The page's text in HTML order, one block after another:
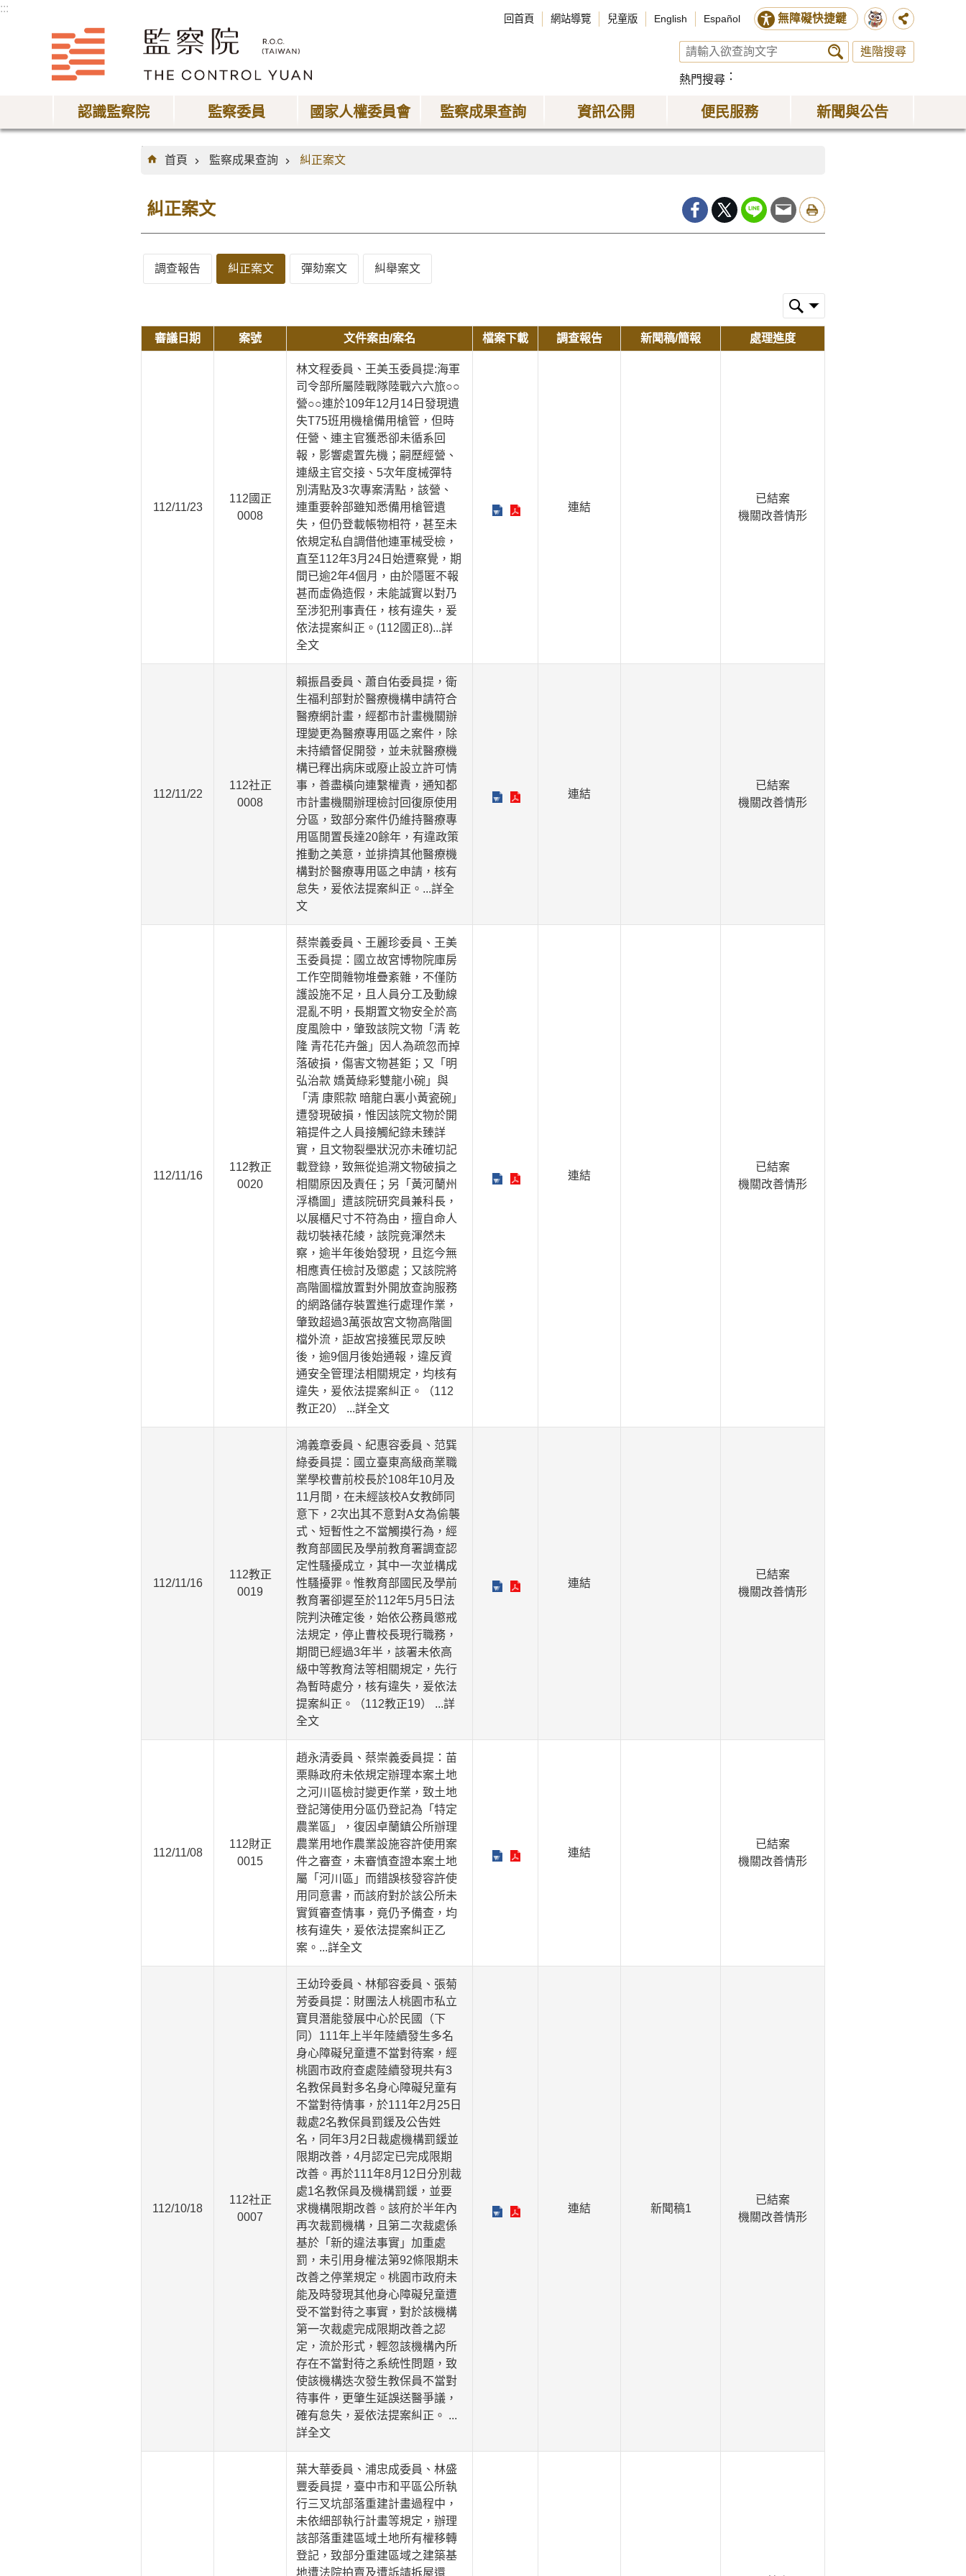
:::
回首頁 網站導覽 兒童版 English Español 無障礙快捷鍵
進階搜尋
熱門搜尋
認識監察院 監察委員 國家人權委員會 監察成果查詢 資訊公開 便民服務 新聞與公告
:::
首頁
監察成果查詢 糾正案文
糾正案文
調查報告 糾正案文 彈劾案文 糾舉案文
審議日期 案號 文件案由/案名 檔案下載 調查報告 新聞稿/簡報 處理進度
112/11/23
112國正
0008
林文程委員、王美玉委員提:海軍
司令部所屬陸戰隊陸戰六六旅○○
營○○連於109年12月14日發現遺
失T75班用機槍備用槍管，但時
任營、連主官獲悉卻未循系回
報，影響處置先機；嗣歷經營、
連級主官交接、5次年度械彈特
別清點及3次專案清點，該營、
連重要幹部雖知悉備用槍管遺
失，但仍登載帳物相符，甚至未
依規定私自調借他連軍械受檢，
直至112年3月24日始遭察覺，期
間已逾2年4個月，由於隱匿不報
甚而虛偽造假，未能誠實以對乃
至涉犯刑事責任，核有違失，爰
依法提案糾正。(112國正8)...詳
全文
連結
已結案
機關改善情形
112/11/22
112社正
0008
賴振昌委員、蕭自佑委員提，衛
生福利部對於醫療機構申請符合
醫療網計畫，經都市計畫機關辦
理變更為醫療專用區之案件，除
未持續督促開發，並未就醫療機
構已釋出病床或廢止設立許可情
事，善盡橫向連繫權責，通知都
市計畫機關辦理檢討回復原使用
分區，致部分案件仍維持醫療專
用區閒置長達20餘年，有違政策
推動之美意，並排擠其他醫療機
構對於醫療專用區之申請，核有
怠失，爰依法提案糾正。 ...詳全
文
連結
已結案
機關改善情形
112/11/16
112教正
0020
蔡崇義委員、王麗珍委員、王美
玉委員提：國立故宮博物院庫房
工作空間雜物堆疊紊雜，不僅防
護設施不足，且人員分工及動線
混亂不明，長期置文物安全於高
度風險中，肇致該院文物「清 乾
隆 青花花卉盤」因人為疏忽而掉
落破損，傷害文物甚鉅；又「明
弘治款 嬌黃綠彩雙龍小碗」與
「清 康熙款 暗龍白裏小黃瓷碗」
遭發現破損，惟因該院文物於開
箱提件之人員接觸紀錄未臻詳
實，且文物裂璺狀況亦未確切記
載登錄，致無從追溯文物破損之
相關原因及責任；另「黃河蘭州
浮橋圖」遭該院研究員兼科長，
以展櫃尺寸不符為由，擅自命人
裁切裝裱花綾，該院竟渾然未
察，逾半年後始發現，且迄今無
相應責任檢討及懲處；又該院將
高階圖檔放置對外開放查詢服務
的網路儲存裝置進行處理作業，
肇致超過3萬張故宮文物高階圖
檔外流，詎故宮接獲民眾反映
後，逾9個月後始通報，違反資
通安全管理法相關規定，均核有
違失，爰依法提案糾正。（112
教正20） ...詳全文
連結
已結案
機關改善情形
112/11/16
112教正
0019
鴻義章委員、紀惠容委員、范巽
綠委員提：國立臺東高級商業職
業學校曹前校長於108年10月及
11月間，在未經該校A女教師同
意下，2次出其不意對A女為偷襲
式、短暫性之不當觸摸行為，經
教育部國民及學前教育署調查認
定性騷擾成立，其中一次並構成
性騷擾罪。惟教育部國民及學前
教育署卻遲至於112年5月5日法
院判決確定後，始依公務員懲戒
法規定，停止曹校長現行職務，
期間已經過3年半，該署未依高
級中等教育法等相關規定，先行
為暫時處分，核有違失，爰依法
提案糾正。（112教正19） ...詳
全文
連結
已結案
機關改善情形
112/11/08
112財正
0015
趙永清委員、蔡崇義委員提：苗
栗縣政府未依規定辦理本案土地
之河川區檢討變更作業，致土地
登記簿使用分區仍登記為「特定
農業區」，復因卓蘭鎮公所辦理
農業用地作農業設施容許使用案
件之審查，未審慎查證本案土地
屬「河川區」而錯誤核發容許使
用同意書，而該府對於該公所未
實質審查情事，竟仍予備查，均
核有違失，爰依法提案糾正乙
案。 ...詳全文
連結
已結案
機關改善情形
112/10/18
112社正
0007
王幼玲委員、林郁容委員、張菊
芳委員提：財團法人桃園市私立
寶貝潛能發展中心於民國（下
同）111年上半年陸續發生多名
身心障礙兒童遭不當對待案，經
桃園市政府查處陸續發現共有3
名教保員對多名身心障礙兒童有
不當對待情事，於111年2月25日
裁處2名教保員罰鍰及公告姓
名，同年3月2日裁處機構罰鍰並
限期改善，4月認定已完成限期
改善。再於111年8月12日分別裁
處1名教保員及機構罰鍰，並要
求機構限期改善。該府於半年內
再次裁罰機構，且第二次裁處係
基於「新的違法事實」加重處
罰，未引用身權法第92條限期未
改善之停業規定。桃園市政府未
能及時發現其他身心障礙兒童遭
受不當對待之事實，對於該機構
第一次裁處完成限期改善之認
定，流於形式，輕忽該機構內所
存在不當對待之系統性問題，致
使該機構迭次發生教保員不當對
待事件，更肇生延誤送醫爭議，
確有怠失，爰依法提案糾正。 ...
詳全文
連結 新聞稿1
已結案
機關改善情形
葉大華委員、浦忠成委員、林盛
豐委員提，臺中市和平區公所執
行三叉坑部落重建計畫過程中，
未依細部執行計畫等規定，辦理
該部落重建區域土地所有權移轉
登記，致部分重建區域之建築基
地遭法院拍賣及遭訴請拆屋還